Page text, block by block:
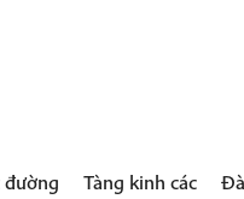
đường Tàng kinh các